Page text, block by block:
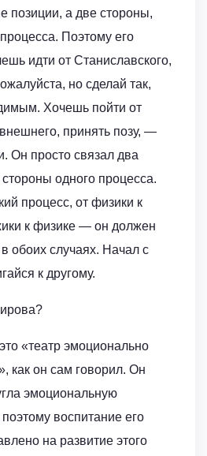
позиции, а две стороны,
Поэтому его
идти от Станиславского,
но сделай так,
Хочешь пойти от
принять позу, —
Он просто связал два
одного процесса.
процесс, от физики к
к физике — он должен
обоих случаях. Начал с
к другому.
«театр эмоционально
он сам говорил. Он
эмоциональную
воспитание его
на развитие этого